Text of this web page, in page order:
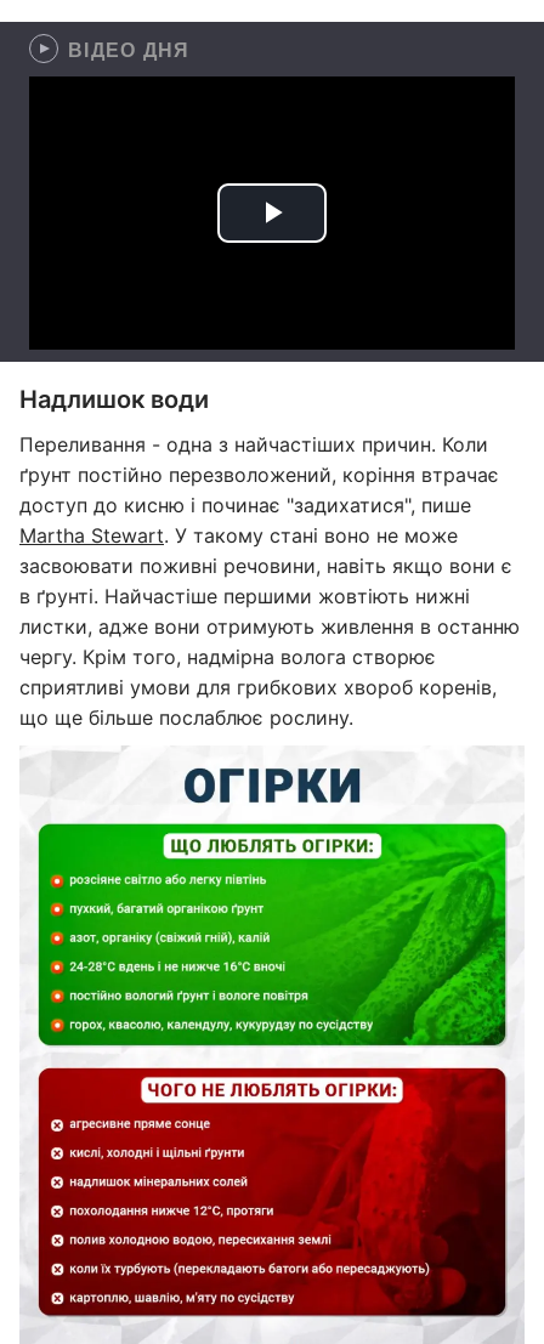
ВІДЕО ДНЯ
Надлишок води
Переливання - одна з найчастіших причин. Коли
ґрунт постійно перезволожений, коріння втрачає
доступ до кисню і починає "задихатися", пише
Martha Stewart. У такому стані воно не може
засвоювати поживні речовини, навіть якщо вони є
в ґрунті. Найчастіше першими жовтіють нижні
листки, адже вони отримують живлення в останню
чергу. Крім того, надмірна волога створює
сприятливі умови для грибкових хвороб коренів,
що ще більше послаблює рослину.